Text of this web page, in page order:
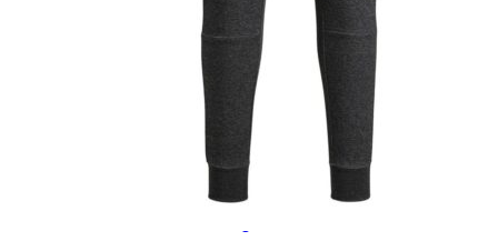
Miesten yöasut
Miesten aamutakit ja kylpytakit
Miesten nahkatakit
Miesten kevät-ja syystakit
Miesten villakangastakit
Miesten talvitakit
Naisten paidat